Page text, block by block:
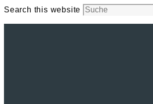
Search this website